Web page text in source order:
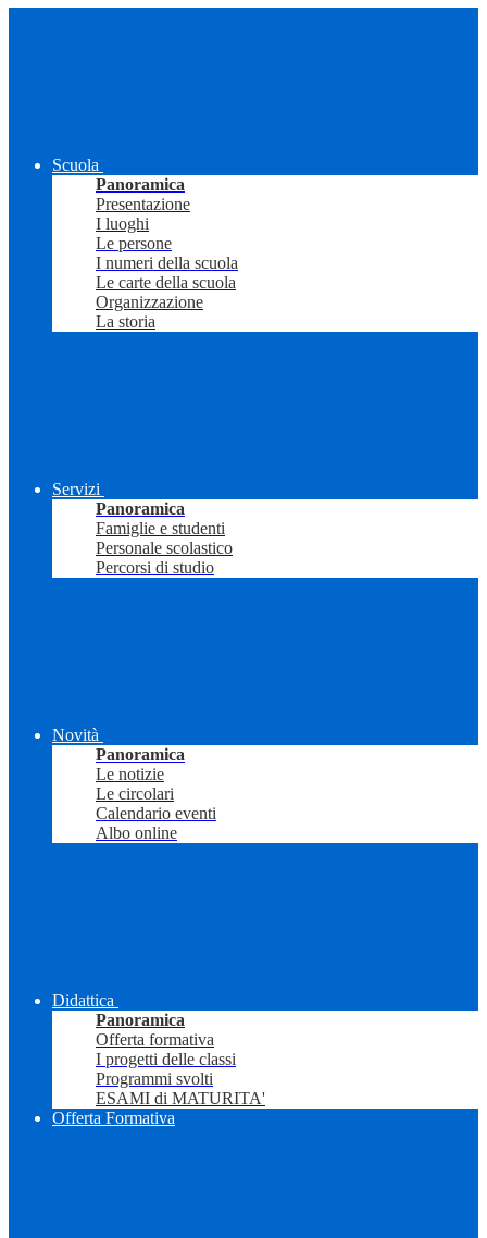
Scuola
Panoramica
Presentazione
I luoghi
Le persone
I numeri della scuola
Le carte della scuola
Organizzazione
La storia
Servizi
Panoramica
Famiglie e studenti
Personale scolastico
Percorsi di studio
Novità
Panoramica
Le notizie
Le circolari
Calendario eventi
Albo online
Didattica
Panoramica
Offerta formativa
I progetti delle classi
Programmi svolti
ESAMI di MATURITA'
Offerta Formativa